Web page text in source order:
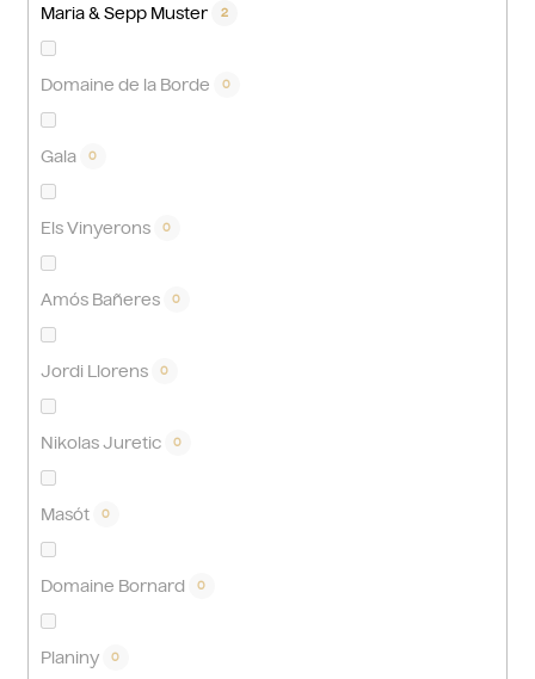
Maria & Sepp Muster 2
Domaine de la Borde 0
Gala 0
Els Vinyerons 0
Amós Bañeres 0
Jordi Llorens 0
Nikolas Juretic 0
Masót 0
Domaine Bornard 0
Planiny 0